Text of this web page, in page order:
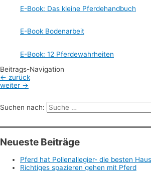
E-Book: Das kleine Pferdehandbuch
E-Book Bodenarbeit
E-Book: 12 Pferdewahrheiten
Beitrags-Navigation
← zurück
weiter →
Suchen nach:
Neueste Beiträge
Pferd hat Pollenallegier- die besten
Richtiges spazieren gehen mit Pferd